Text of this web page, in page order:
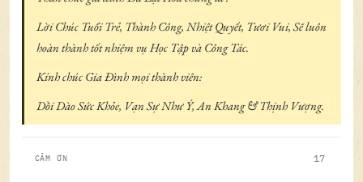
Lời Chúc Tuổi Trẻ, Thành Công, Nhiệt Quyết, Tươi Vui, Sẽ luôn
hoàn thành tốt nhiệm vụ Học Tập và Công Tác.
Kính chúc Gia Đình mọi thành viên:
Dồi Dào Sức Khỏe, Vạn Sự Như Ý, An Khang & Thịnh Vượng.
CẢM ƠN 17